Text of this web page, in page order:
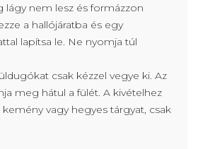
lágy nem lesz és formázzon
a hallójáratba és egy
lapítsa le. Ne nyomja túl
csak kézzel vegye ki. Az
meg hátul a fülét. A kivételhez
vagy hegyes tárgyat, csak